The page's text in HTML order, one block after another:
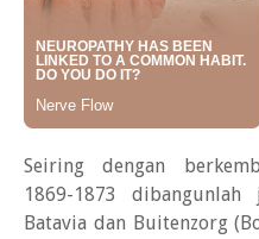
Seiring dengan
1869-1873
Batavia dan Buitenzorg